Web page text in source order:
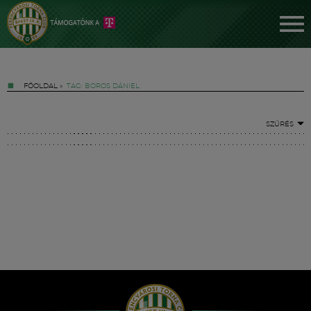
FŐOLDAL » TAG: BOROS DÁNIEL
SZŰRÉS
Hírek